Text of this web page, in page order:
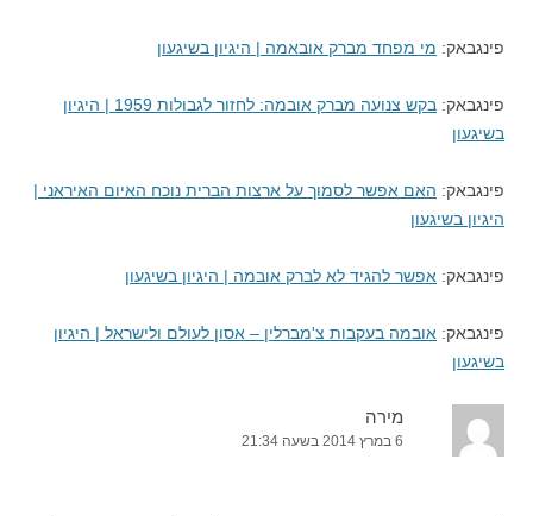
פינגבאק: מי מפחד מברק אובאמה | היגיון בשיגעון
פינגבאק:
בקש צנועה מברק אובמה: לחזור לגבולות 1959 | היגיון
בשיגעון
פינגבאק: האם אפשר לסמוך על ארצות הברית נוכח האיום האיראני |
היגיון בשיגעון
פינגבאק: אפשר להגיד לא לברק אובמה | היגיון בשיגעון
פינגבאק: אובמה בעקבות צ'מברלין – אסון לעולם ולישראל | היגיון
בשיגעון
מירה
6 במרץ 2014 בשעה 21:34